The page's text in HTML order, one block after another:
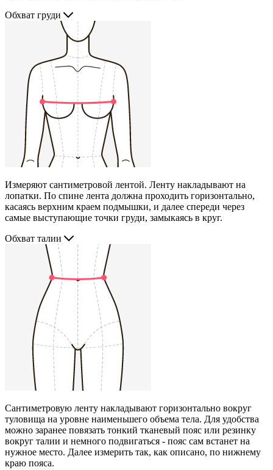
Обхват груди
Измеряют сантиметровой лентой. Ленту накладывают на
лопатки. По спине лента должна проходить горизонтально,
касаясь верхним краем подмышки, и далее спереди через
самые выступающие точки груди, замыкаясь в круг.
Обхват талии
Сантиметровую ленту накладывают горизонтально вокруг
туловища на уровне наименьшего объема тела. Для удобства
можно заранее повязать тонкий тканевый пояс или резинку
вокруг талии и немного подвигаться - пояс сам встанет на
нужное место. Далее измерить так, как описано, по нижнему
краю пояса.